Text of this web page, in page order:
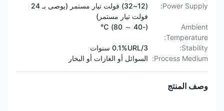
Power Supply:
(12~32) فولت تيار مستمر (يوصى بـ 24
فولت تيار مستمر)
Ambient
Temperature:
Stability:
0.1%URL/3 سنوات
Process Medium:
السوائل أو الغازات أو البخار
وصف المنتج